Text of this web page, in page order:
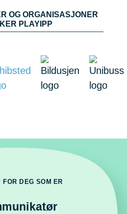
OG ORGANISASJONER
PLAYIPP
FOR DEG SOM ER